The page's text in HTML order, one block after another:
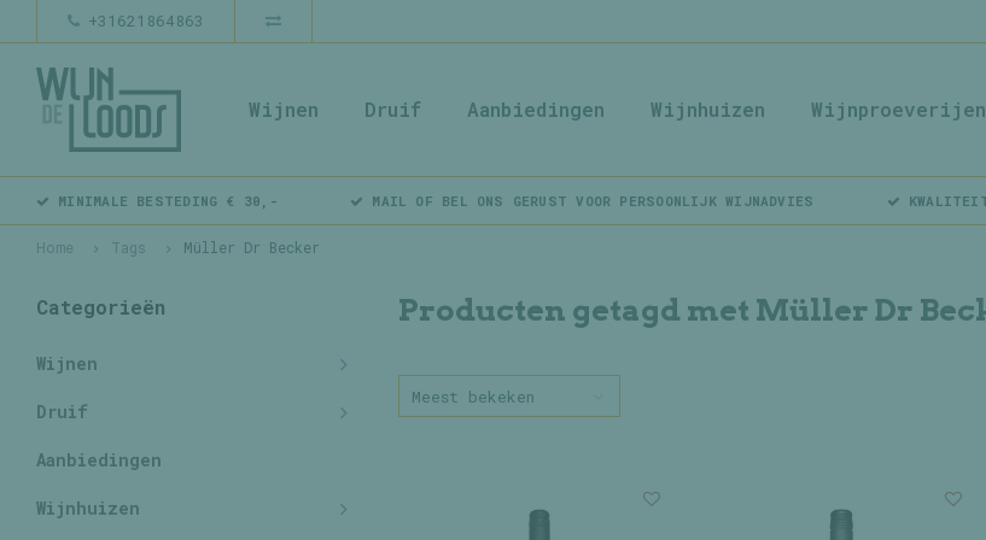
+31621864863
Wijnen Druif Aanbiedingen Wijnhuizen Wijnproeverijen
MINIMALE BESTEDING € 30,- MAIL OF BEL ONS GERUST VOOR PERSOONLIJK WIJNADVIES
Home Tags Müller Dr Becker
Categorieën
Wijnen
Druif
Aanbiedingen
Wijnhuizen
Producten getagd met Müller Dr
Meest bekeken